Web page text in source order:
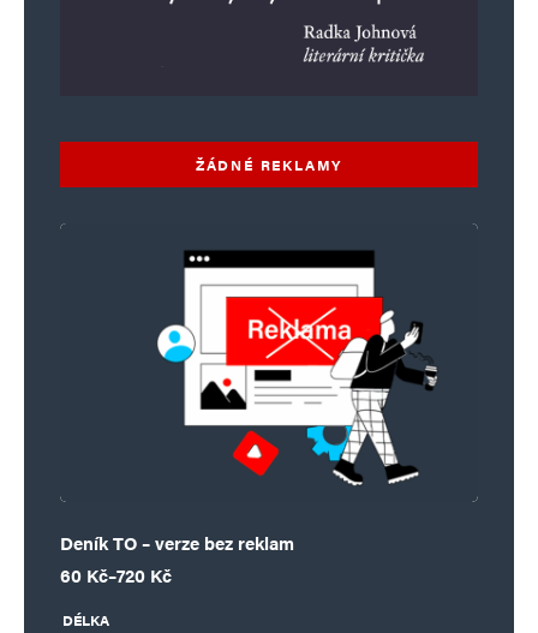
ŽÁDNÉ REKLAMY
Deník TO – verze bez reklam
60 Kč–720 Kč
Rozpětí cen: 60 Kč až 720 Kč
DÉLKA